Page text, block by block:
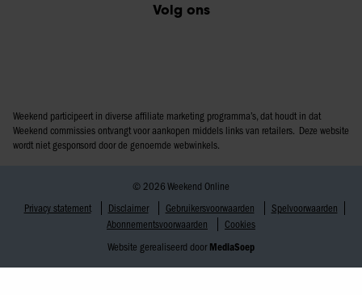
Volg ons
Weekend participeert in diverse affiliate marketing programma’s, dat houdt in dat
Weekend commissies ontvangt voor aankopen middels links van retailers. Deze website
wordt niet gesponsord door de genoemde webwinkels.
© 2026 Weekend Online
Privacy statement
Disclaimer Gebruikersvoorwaarden
Spelvoorwaarden
Abonnementsvoorwaarden
Cookies
Website gerealiseerd door MediaSoep